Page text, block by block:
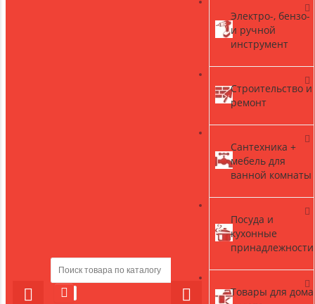
Электро-, бензо-
и ручной
инструмент
Строительство и
ремонт
Сантехника +
мебель для
ванной комнаты
Посуда и
кухонные
принадлежности
Товары для дома